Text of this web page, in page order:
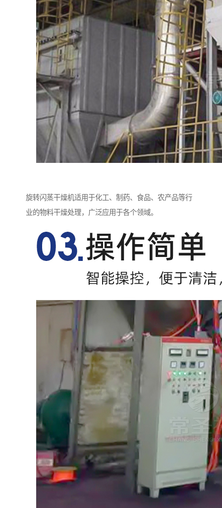
旋转闪蒸干燥机适用于化工、制药、食品、农产品等行
业的物料干燥处理，广泛应用于各个领域。